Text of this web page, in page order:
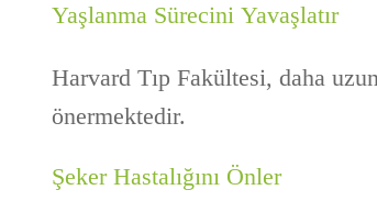
Yaşlanma Sürecini Yavaşlatır
Harvard Tıp Fakültesi, daha
önermektedir.
Şeker Hastalığını Önler